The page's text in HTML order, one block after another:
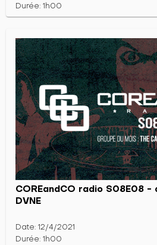
Durée: 1h00
COREandCO radio S08E08
DVNE
Date: 12/4/2021
Durée: 1h00